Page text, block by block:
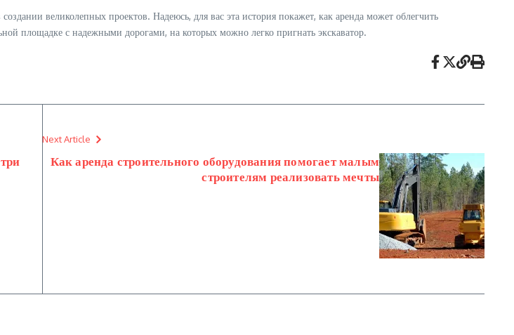
великолепных проектов. Надеюсь, для вас эта история покажет, как аренда может облегчить
площадке с надежными дорогами, на которых можно легко пригнать экскаватор.
Next Article
Как аренда строительного оборудования помогает малым
строителям реализовать мечты